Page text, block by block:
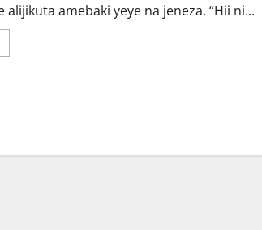
alijikuta amebaki yeye na jeneza. “Hii ni...